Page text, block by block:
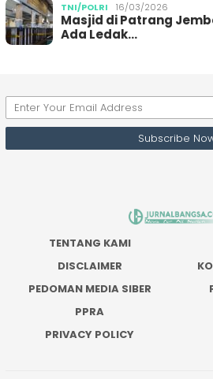
TNI/POLRI 16/03/2026
Masjid di Patrang
Ada Ledak…
TENTANG KAMI
DISCLAIMER
PEDOMAN MEDIA SIBER
PPRA
PRIVACY POLICY